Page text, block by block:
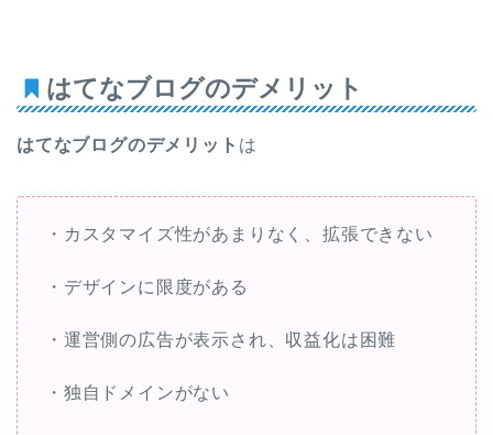
はてなブログのデメリット
はてなブログのデメリット は
・カスタマイズ性があまりなく、拡張できない
・デザインに限度がある
・運営側の広告が表示され、収益化は困難
・独自ドメインがない